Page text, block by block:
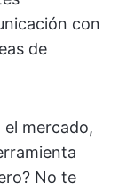
con
de
el mercado,
No te